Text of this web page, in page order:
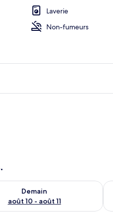
Laverie
Non-fumeurs
Demain
août 10 - août 11
pour demain août